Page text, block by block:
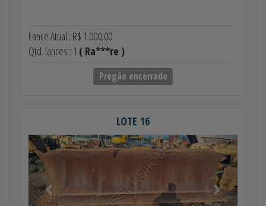
Lance Atual : R$ 1.000,00
Qtd. lances : 1 ( Ra***re )
Pregão encerrado
LOTE 16
Anterior Próximo